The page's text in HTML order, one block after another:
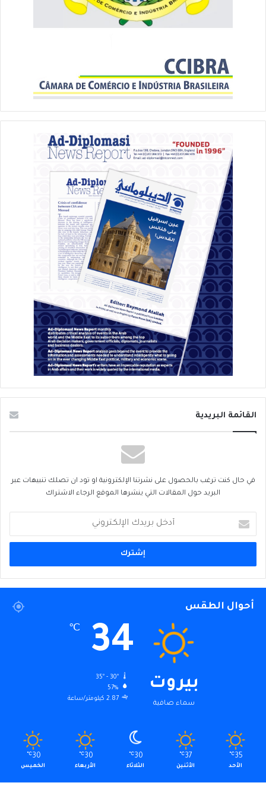
القائمة البريدية
في حال كنت ترغب بالحصول على نشرتنا الإلكترونية او تود ان تصلك تنبيهات عبر
البريد حول المقالات التي ينشرها الموقع الرجاء الاشتراك
بريدك
الإلكتروني
أحوال الطقس
بيروت
سماء صافية
34
℃
35º - 30º
57%
2.87 كيلومتر/ساعة
35
℃
الأحد
37
℃
الأثنين
30
℃
الثلاثاء
30
℃
الأربعاء
30
℃
الخميس